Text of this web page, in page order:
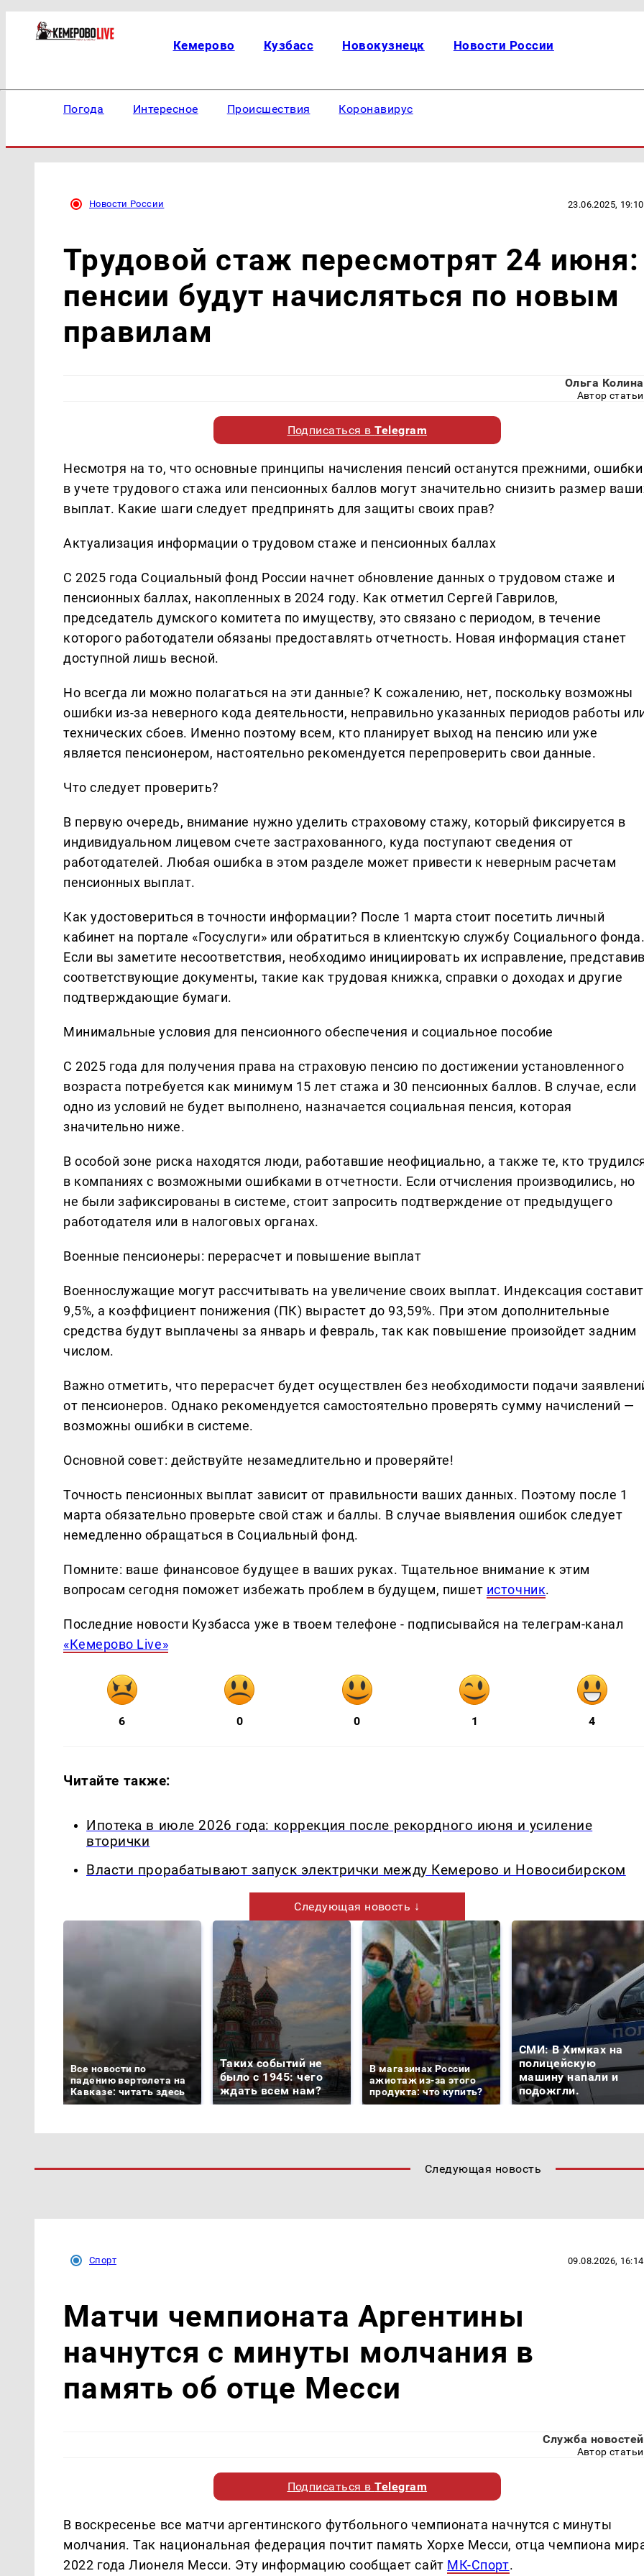
Кемерово Кузбасс Новокузнецк Новости России
Погода Интересное Происшествия Коронавирус
Новости России 23.06.2025, 19:10
Трудовой стаж пересмотрят 24 июня:
пенсии будут начисляться по новым
правилам
Ольга Колина
Автор статьи
Подписаться вTelegram
Несмотря на то, что основные принципы начисления пенсий останутся прежними, ошибки
в учете трудового стажа или пенсионных баллов могут значительно снизить размер
выплат. Какие шаги следует предпринять для защиты своих прав?
Актуализация информации о трудовом стаже и пенсионных баллах
С 2025 года Социальный фонд России начнет обновление данных о трудовом стаже и
пенсионных баллах, накопленных в 2024 году. Как отметил Сергей Гаврилов,
председатель думского комитета по имуществу, это связано с периодом, в течение
которого работодатели обязаны предоставлять отчетность. Новая информация станет
доступной лишь весной.
Но всегда ли можно полагаться на эти данные? К сожалению, нет, поскольку возможны
ошибки из-за неверного кода деятельности, неправильно указанных периодов работы
технических сбоев. Именно поэтому всем, кто планирует выход на пенсию или уже
является пенсионером, настоятельно рекомендуется перепроверить свои данные.
Что следует проверить?
В первую очередь, внимание нужно уделить страховому стажу, который фиксируется в
индивидуальном лицевом счете застрахованного, куда поступают сведения от
работодателей. Любая ошибка в этом разделе может привести к неверным расчетам
пенсионных выплат.
Как удостовериться в точности информации? После 1 марта стоит посетить личный
кабинет на портале «Госуслуги» или обратиться в клиентскую службу Социального
Если вы заметите несоответствия, необходимо инициировать их исправление,
соответствующие документы, такие как трудовая книжка, справки о доходах и другие
подтверждающие бумаги.
Минимальные условия для пенсионного обеспечения и социальное пособие
С 2025 года для получения права на страховую пенсию по достижении установленного
возраста потребуется как минимум 15 лет стажа и 30 пенсионных баллов. В случае, если
одно из условий не будет выполнено, назначается социальная пенсия, которая
значительно ниже.
В особой зоне риска находятся люди, работавшие неофициально, а также те, кто
в компаниях с возможными ошибками в отчетности. Если отчисления производились, но
не были зафиксированы в системе, стоит запросить подтверждение от предыдущего
работодателя или в налоговых органах.
Военные пенсионеры: перерасчет и повышение выплат
Военнослужащие могут рассчитывать на увеличение своих выплат. Индексация составит
9,5%, а коэффициент понижения (ПК) вырастет до 93,59%. При этом дополнительные
средства будут выплачены за январь и февраль, так как повышение произойдет задним
числом.
Важно отметить, что перерасчет будет осуществлен без необходимости подачи
от пенсионеров. Однако рекомендуется самостоятельно проверять сумму начислений —
возможны ошибки в системе.
Основной совет: действуйте незамедлительно и проверяйте!
Точность пенсионных выплат зависит от правильности ваших данных. Поэтому после 1
марта обязательно проверьте свой стаж и баллы. В случае выявления ошибок следует
немедленно обращаться в Социальный фонд.
Помните: ваше финансовое будущее в ваших руках. Тщательное внимание к этим
вопросам сегодня поможет избежать проблем в будущем, пишет источник.
Последние новости Кузбасса уже в твоем телефоне - подписывайся на телеграм-канал
«Кемерово Live»
6 0 0 1 4
Читайте также:
Ипотека в июле 2026 года: коррекция после рекордного июня и усиление
вторички
Власти прорабатывают запуск электрички между Кемерово и Новосибирском
Следующая новость ↓
Все новости по
падению вертолета на
Кавказе: читать здесь
Таких событий не
было с 1945: чего
ждать всем нам?
В магазинах России
ажиотаж из-за этого
продукта: что купить?
СМИ: В Химках на
полицейскую
машину напали и
подожгли.
Следующая новость
Спорт 09.08.2026, 16:14
Матчи чемпионата Аргентины
начнутся с минуты молчания в
память об отце Месси
Служба новостей
Автор статьи
Подписаться вTelegram
В воскресенье все матчи аргентинского футбольного чемпионата начнутся с минуты
молчания. Так национальная федерация почтит память Хорхе Месси, отца чемпиона
2022 года Лионеля Месси. Эту информацию сообщает сайт МК-Спорт.